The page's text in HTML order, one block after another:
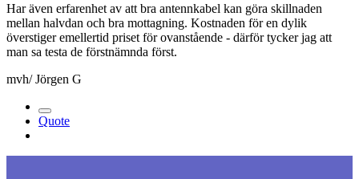
Har även erfarenhet av att bra antennkabel kan göra skillnaden
mellan halvdan och bra mottagning. Kostnaden för en dylik
överstiger emellertid priset för ovanstående - därför tycker jag att
man sa testa de förstnämnda först.
mvh/ Jörgen G
Quote